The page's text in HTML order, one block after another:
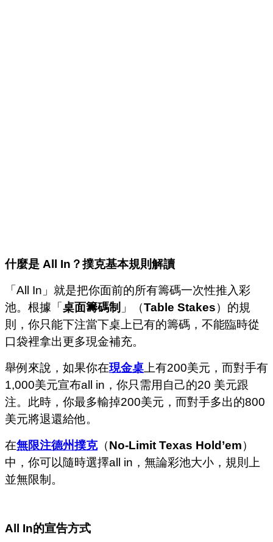
什麼是 All In ？撲克基本規則解讀
「All In」就是把你面前的所有籌碼一次性推入彩
池。根據「桌面籌碼制 」（Table Stakes）的規
則，你只能下注當下桌上已有的籌碼，不能臨時從
口袋裡拿出更多現金補充。
舉例來說，如果你在現金桌 上有200美元，而對手有
1,000美元宣布all in，你只需用自己的20 美元跟
注。此時，你最多輸掉200美元，而對手多出的800
美元將退還給他。
在無限注德州撲克（No-Limit Texas Hold’em）
中，你可以隨時選擇all in，無論彩池大小，規則上
並無限制。
All In的宣告方式